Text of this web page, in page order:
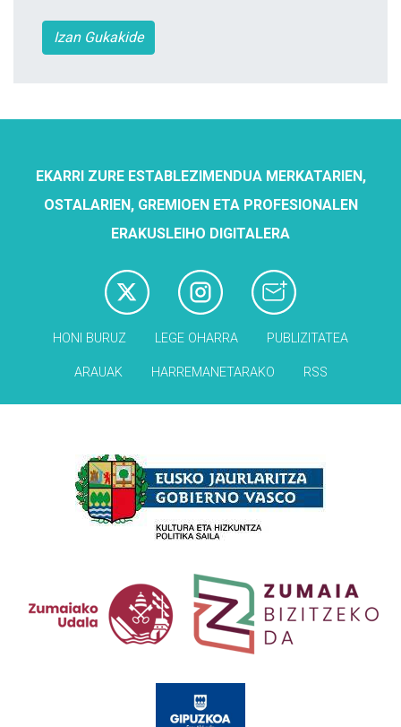
Izan Gukakide
EKARRI ZURE ESTABLEZIMENDUA MERKATARIEN,
OSTALARIEN, GREMIOEN ETA PROFESIONALEN
ERAKUSLEIHO DIGITALERA
HONI BURUZ LEGE OHARRA PUBLIZITATEA
ARAUAK HARREMANETARAKO RSS